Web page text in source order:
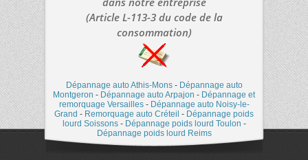
(Article L-113-3 du code de la
consommation)
Dépannage auto Athis-Mons- Dépannage auto
Montgeron - Dépannage auto Arpajon - Dépannage et
remorquage Versailles- Dépannage auto Noisy-le-
Grand - Remorquage auto Créteil - Dépannage poids
lourd Soissons- Dépannage poids lourd Toulon -
Dépannage poids lourd Reims